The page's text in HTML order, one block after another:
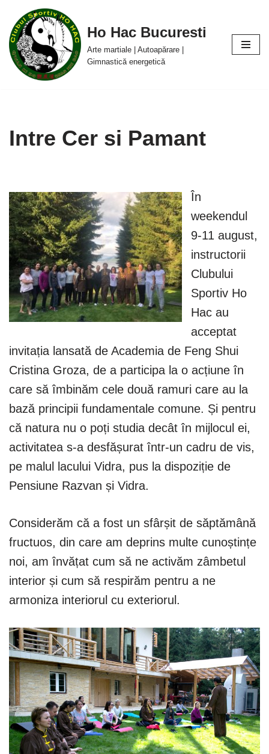
Sari
la
conținut
Ho Hac Bucuresti
Arte martiale | Autoapărare |
Gimnastică energetică
Intre Cer si Pamant
În
weekendul
9-11 august,
instructorii
Clubului
Sportiv Ho
Hac au
acceptat
invitația lansată de Academia de Feng Shui
Cristina Groza, de a participa la o acțiune în
care să îmbinăm cele două ramuri care au la
bază principii fundamentale comune. Și pentru
că natura nu o poți studia decât în mijlocul ei,
activitatea s-a desfășurat într-un cadru de vis,
pe malul lacului Vidra, pus la dispoziție de
Pensiune Razvan și Vidra.
Considerăm că a fost un sfârșit de săptămână
fructuos, din care am deprins multe cunoștințe
noi, am învățat cum să ne activăm zâmbetul
interior și cum să respirăm pentru a ne
armoniza interiorul cu exteriorul.